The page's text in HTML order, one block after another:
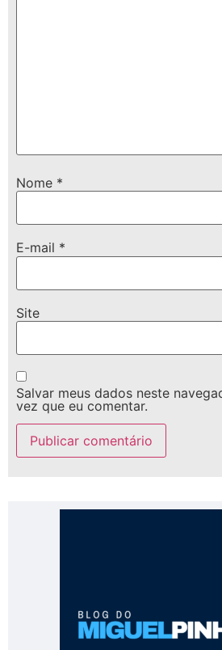
Nome *
E-mail *
Site
Salvar meus dados neste
vez que eu comentar.